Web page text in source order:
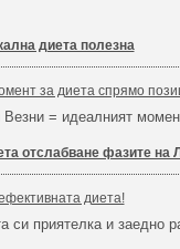
диета полезна
за диета спрямо
= идеалният
отслабване фазите на
диета!
си приятелка и заедно